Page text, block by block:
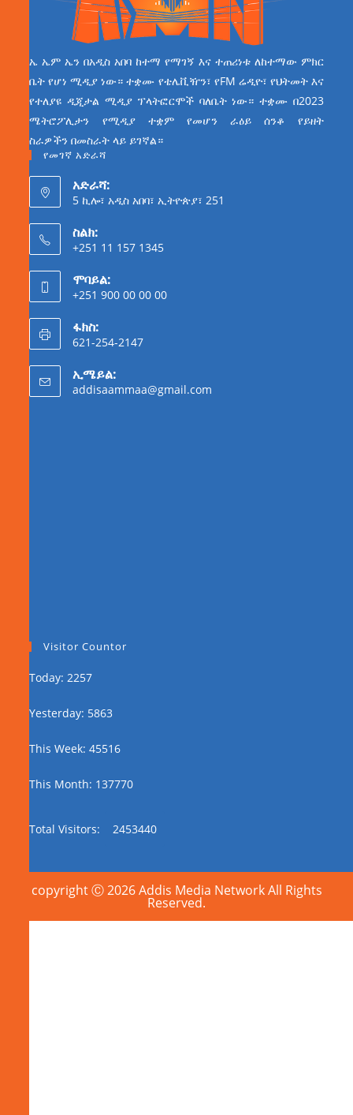
ኤ ኤም ኤን በአዲስ አበባ ከተማ የማገኝ እና ተጠሪነቱ ለከተማው ምክር
ቤት የሆነ ሚዲያ ነው። ተቋሙ የቴሌቪዥን፣ የFM ሬዲዮ፣ የህትመት እና
የተለያዩ ዲጂታል ሚዲያ ፕላትፎርሞች ባለቤት ነው። ተቋሙ በ2023
ሜትሮፖሊታን የሚዲያ ተቋም የመሆን ራዕይ ሰንቆ የይዘት
ስራዎችን በመስራት ላይ ይገኛል።
የመገኛ አድራሻ
አድራሻ:
5 ኪሎ፣ አዲስ አበባ፣ ኢትዮጵያ፣ 251
ስልክ:
+251 11 157 1345
ሞባይል:
+251 900 00 00 00
ፋክስ:
621-254-2147
ኢሜይል:
addisaammaa@gmail.com
Visitor Countor
Today: 2257
Yesterday: 5863
This Week: 45516
This Month: 137770
Total Visitors: 2453440
copyright Ⓒ 2026 Addis Media Network All Rights
Reserved.